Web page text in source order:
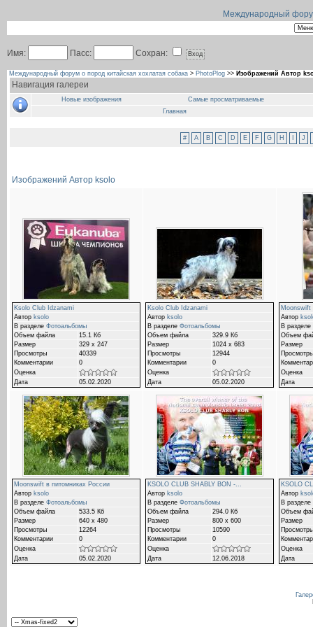
Международный
Имя: Пасс: Сохран:
Международный форум о пород китайская хохлатая собака > PhotoPlog >> Изображений Автор
Навигация галереи
Новые изображения
Самые просматриваемые
Главная
# A B C D E F G H J
Изображений Автор ksolo
Ksolo Club Idzanami
Автор ksolo
В разделе Фотоальбомы
Объем файла
15.1 Кб
Размер
329 x 247
Просмотры
40339
Комментарии
0
Оценка
Дата
05.02.2020
Ksolo Club Idzanami
Автор ksolo
В разделе Фотоальбомы
Объем файла
329.9 Кб
Размер
1024 x 683
Просмотры
12944
Комментарии
0
Оценка
Дата
05.02.2020
Moonswift
Автор
В разделе
Объем
Размер
Просмотры
Оценка
Дата
Moonswift в питомниках России
Автор ksolo
В разделе Фотоальбомы
Объем файла
533.5 Кб
Размер
640 x 480
Просмотры
12264
Комментарии
0
Оценка
Дата
05.02.2020
KSOLO CLUB SHABLY BON -...
Автор ksolo
В разделе Фотоальбомы
Объем файла
294.0 Кб
Размер
800 x 600
Просмотры
10590
Комментарии
0
Оценка
Дата
12.06.2018
KSOLO
Автор
В разделе
Объем
Размер
Просмотры
Оценка
Дата